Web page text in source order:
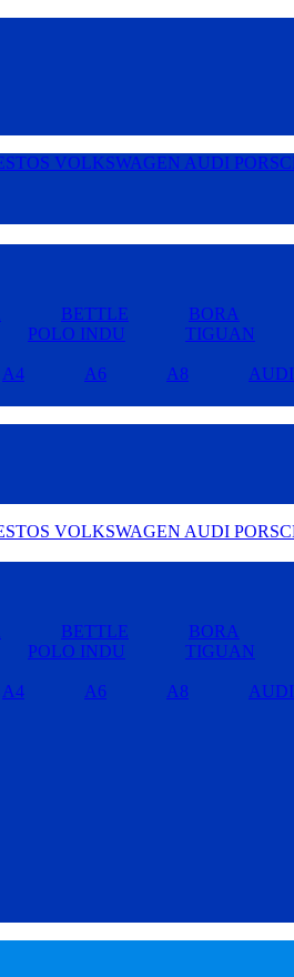
BETTLE BORA
POLO INDU TIGUAN
A4 A6 A8 AUDI
BETTLE BORA
POLO INDU TIGUAN
A4 A6 A8 AUDI